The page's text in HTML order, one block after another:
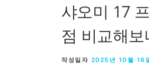
샤오미 17
점 비교해보
작성일자 2025년 10월 16